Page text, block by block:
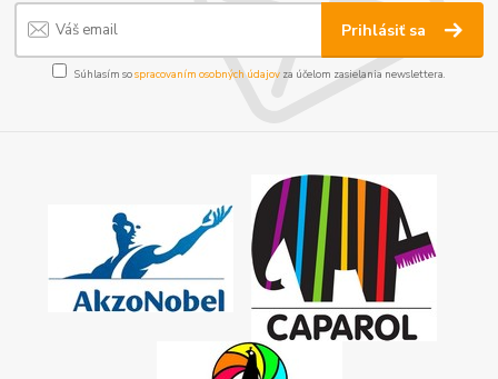
Prihlásiť sa
Súhlasím sospracovaním osobných údajov za účelom zasielania newslettera.